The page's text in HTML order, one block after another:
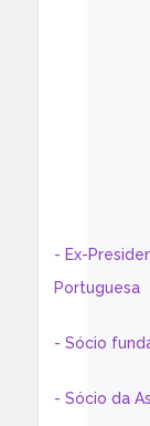
- Ex-
Portuguesa
- Sócio
- Sócio da